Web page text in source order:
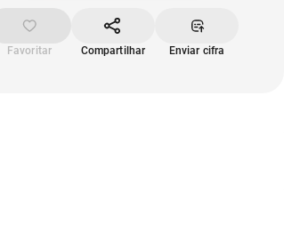
Favoritar Compartilhar Enviar cifra